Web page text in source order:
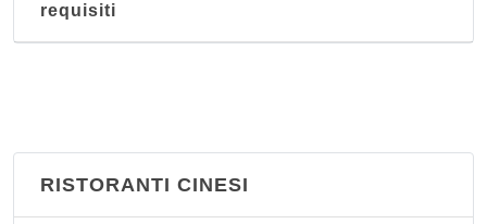
requisiti
RISTORANTI CINESI